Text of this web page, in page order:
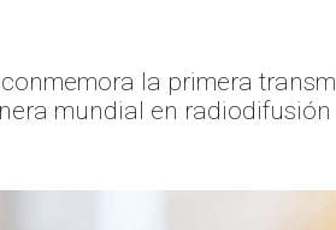
la primera
mundial en